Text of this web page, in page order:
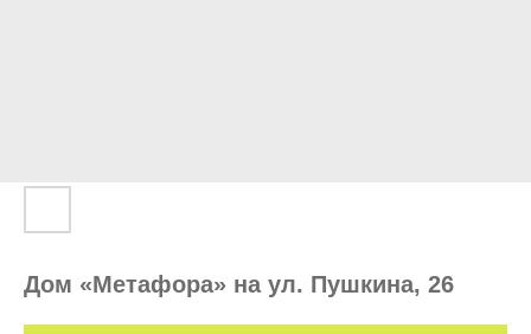
Дом «Метафора» на ул. Пушкина, 26